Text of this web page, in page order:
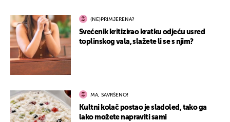
(NE)PRIMJERENA?
Svećenik kritizirao kratku odjeću usred
toplinskog vala, slažete li se s njim?
MA, SAVRŠENO!
Kultni kolač postao je sladoled, tako ga
lako možete napraviti sami